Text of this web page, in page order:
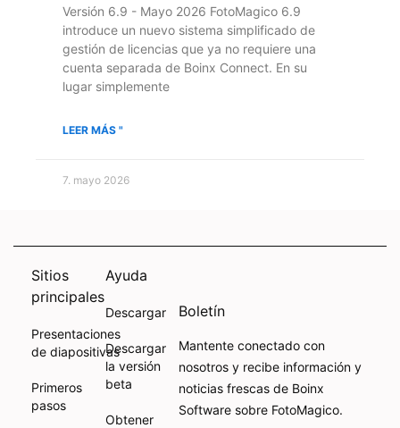
Versión 6.9 - Mayo 2026 FotoMagico 6.9
introduce un nuevo sistema simplificado de
gestión de licencias que ya no requiere una
cuenta separada de Boinx Connect. En su
lugar simplemente
LEER MÁS "
7. mayo 2026
Sitios
principales
Presentaciones
de diapositivas
Primeros
pasos
Ayuda
Descargar
Descargar
la versión
beta
Obtener
Boletín
Mantente conectado con
nosotros y recibe información y
noticias frescas de Boinx
Software sobre FotoMagico.